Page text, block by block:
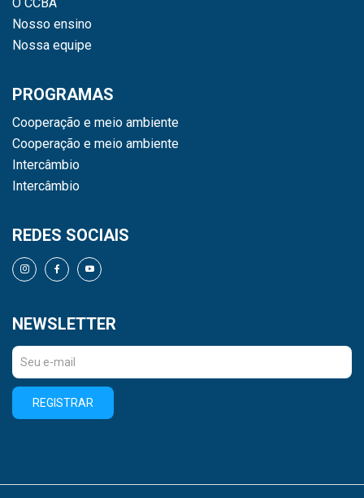
Nosso ensino
Nossa equipe
PROGRAMAS
Cooperação e meio ambiente
Cooperação e meio ambiente
Intercâmbio
Intercâmbio
REDES SOCIAIS
NEWSLETTER
REGISTRAR